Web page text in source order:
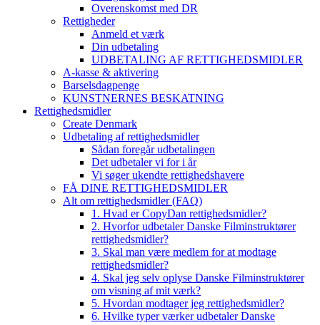
Overenskomst med DR
Rettigheder
Anmeld et værk
Din udbetaling
UDBETALING AF RETTIGHEDSMIDLER
A-kasse & aktivering
Barselsdagpenge
KUNSTNERNES BESKATNING
Rettighedsmidler
Create Denmark
Udbetaling af rettighedsmidler
Sådan foregår udbetalingen
Det udbetaler vi for i år
Vi søger ukendte rettighedshavere
FÅ DINE RETTIGHEDSMIDLER
Alt om rettighedsmidler (FAQ)
1. Hvad er CopyDan rettighedsmidler?
2. Hvorfor udbetaler Danske Filminstruktører
rettighedsmidler?
3. Skal man være medlem for at modtage
rettighedsmidler?
4. Skal jeg selv oplyse Danske Filminstruktører
om visning af mit værk?
5. Hvordan modtager jeg rettighedsmidler?
6. Hvilke typer værker udbetaler Danske